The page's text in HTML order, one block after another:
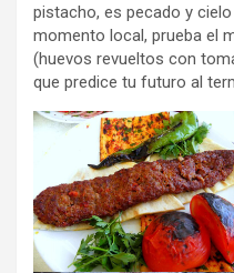
pistacho, es pecado y
momento local, prueba el
(huevos revueltos con
que predice tu futuro al